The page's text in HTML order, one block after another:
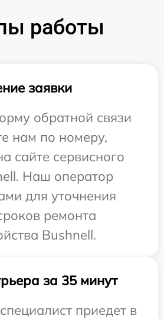
работы
заявки
обратной связи
нам по номеру,
сайте сервисного
Наш оператор
для уточнения
ремонта
Bushnell.
за 35 минут
приедет в